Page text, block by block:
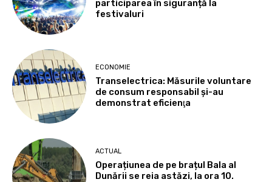
participarea în siguranță la
festivaluri
ECONOMIE
Transelectrica: Măsurile voluntare
de consum responsabil şi-au
demonstrat eficienţa
ACTUAL
Operațiunea de pe brațul Bala al
Dunării se reia astăzi, la ora 10.